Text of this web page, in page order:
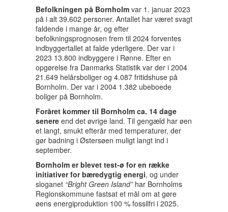
Befolkningen på Bornholm var 1. januar 2023
på i alt 39.602 personer. Antallet har været svagt
faldende i mange år, og efter
befolkningsprognosen frem til 2024 forventes
indbyggertallet at falde yderligere. Der var i
2023 13.800 indbyggere i Rønne. Efter en
opgørelse fra Danmarks Statistik var der i 2004
21.649 helårsboliger og 4.087 fritidshuse på
Bornholm. Der var i 2004 1.382 ubeboede
boliger på Bornholm.
Foråret kommer til Bornholm ca. 14 dage
senere end det øvrige land. Til gengæld har øen
et langt, smukt efterår med temperaturer, der
gør badning i Østersøen muligt langt ind i
september.
Bornholm er blevet test-ø for en række
initiativer for bæredygtig energi, og under
sloganet “Bright Green Island”har Bornholms
Regionskommune fastsat et mål om at gøre
øens energiproduktion 100 % fossilfri i 2025.